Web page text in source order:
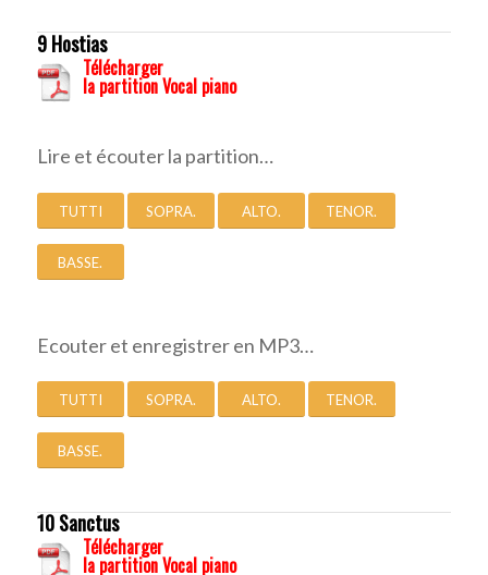
9 Hostias
Télécharger
la partition Vocal piano
Lire et écouter la partition…
TUTTI SOPRA. ALTO. TENOR.
BASSE.
Ecouter et enregistrer en MP3…
TUTTI SOPRA. ALTO. TENOR.
BASSE.
10 Sanctus
Télécharger
la partition Vocal piano